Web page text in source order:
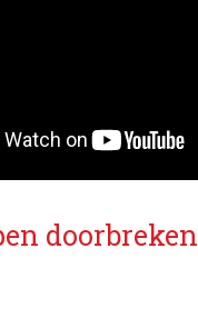
doorbreken